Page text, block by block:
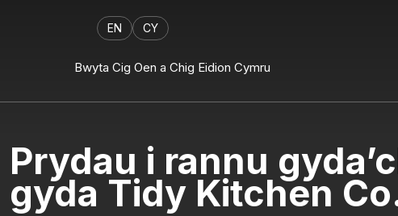
EN CY
Bwyta Cig Oen a Chig Eidion Cymru
Prydau i rannu
gyda Tidy Kitchen